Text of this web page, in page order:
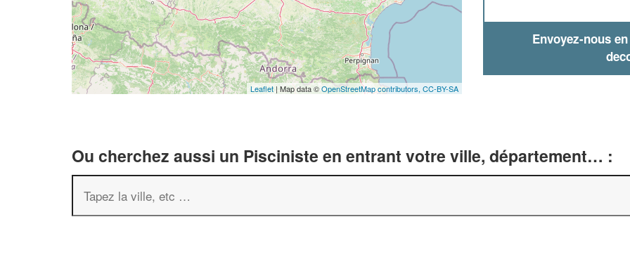
Leaflet | Map data ©OpenStreetMap contributors, CC-BY-SA
Envoyez-nous
Ou cherchez aussi un Pisciniste en entrant votre ville, département… :